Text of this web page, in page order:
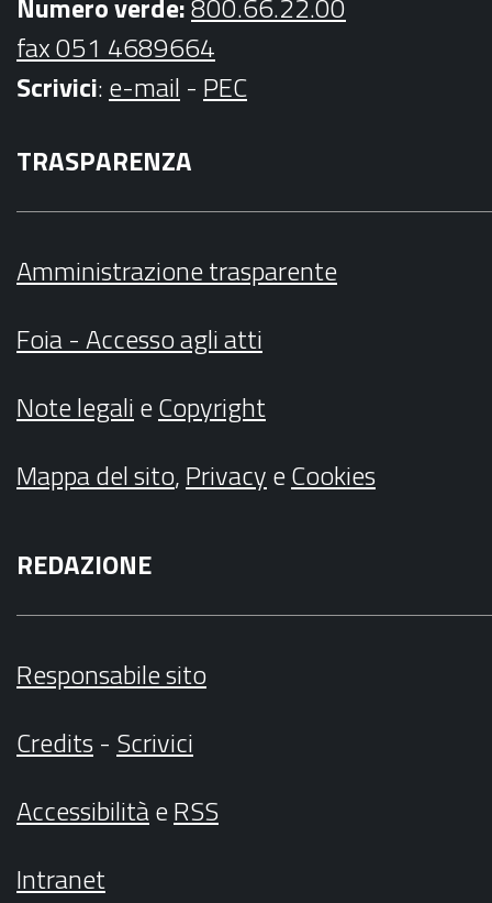
fax 051 4689664
Scrivici:e-mail - PEC
TRASPARENZA
Amministrazione trasparente
Foia - Accesso agli atti
Note legalieCopyright
Mappa del sito,PrivacyeCookies
REDAZIONE
Responsabile sito
Credits- Scrivici
AccessibilitàeRSS
Intranet